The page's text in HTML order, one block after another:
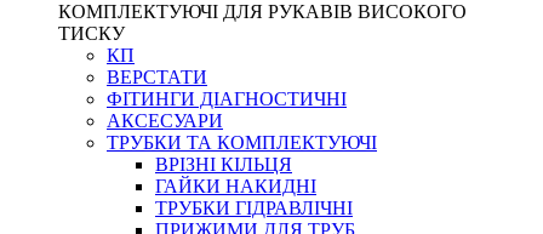
КОМПЛЕКТУЮЧІ ДЛЯ РУКАВІВ ВИСОКОГО
ТИСКУ
КП
ВЕРСТАТИ
ФІТИНГИ ДІАГНОСТИЧНІ
АКСЕСУАРИ
ТРУБКИ ТА КОМПЛЕКТУЮЧІ
ВРІЗНІ КІЛЬЦЯ
ГАЙКИ НАКИДНІ
ТРУБКИ ГІДРАВЛІЧНІ
ПРИЖИМИ ДЛЯ ТРУБ